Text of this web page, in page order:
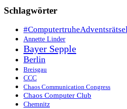
Schlagwörter
Annette Linder
Bayer Sepple
Berlin
Breisgau
CCC
Chaos Communication Congress
Chaos Computer Club
Chemnitz